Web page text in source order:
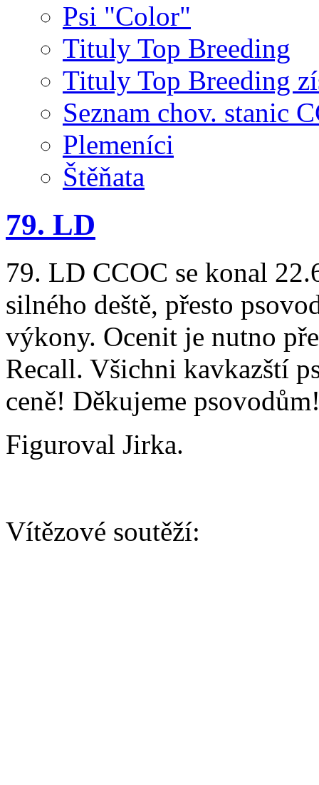
Psi "Color"
Tituly Top Breeding
Tituly Top Breeding
Seznam chov. stanic
Plemeníci
Štěňata
79. LD
79. LD CCOC se konal
silného deště, přesto
výkony. Ocenit je nutno
Recall. Všichni kavkazští
ceně! Děkujeme
Figuroval Jirka.
Vítězové soutěží: